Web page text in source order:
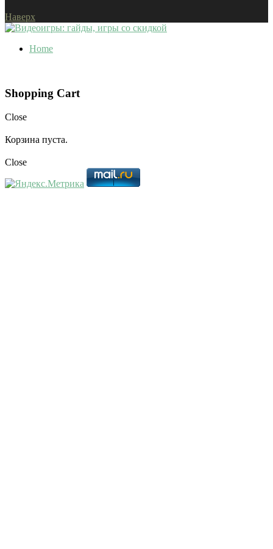
Наверх
Home
Shopping Cart
Close
Корзина пуста.
Close